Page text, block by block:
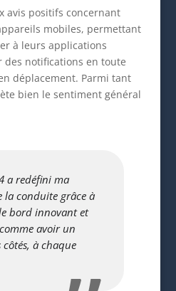
avis positifs concernant
mobiles, permettant
à leurs applications
des notifications en toute
déplacement. Parmi tant
bien le sentiment général
a redéfini ma
la conduite grâce à
bord innovant et
avoir un
à chaque